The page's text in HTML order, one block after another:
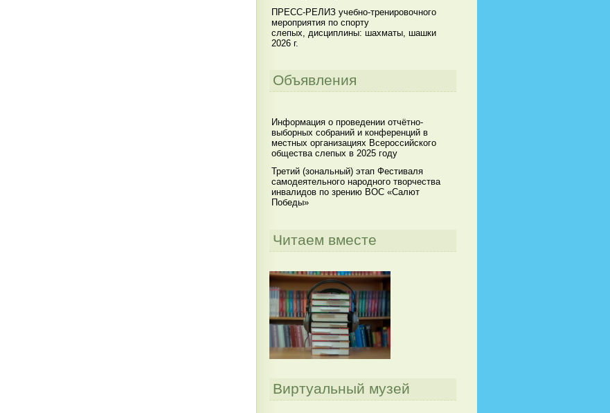
ПРЕСС-РЕЛИЗ учебно-тренировочного
мероприятия по спорту
слепых, дисциплины: шахматы, шашки
2026 г.
Объявления
Информация о проведении отчётно-
выборных собраний и конференций в
местных организациях Всероссийского
общества слепых в 2025 году
Третий (зональный) этап Фестиваля
самодеятельного народного творчества
инвалидов по зрению ВОС «Салют
Победы»
Читаем вместе
Виртуальный музей